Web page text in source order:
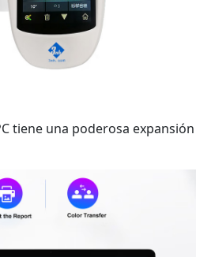
tiene una poderosa expansión